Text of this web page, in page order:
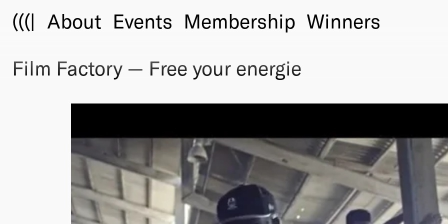
(((| About Events Membership Winners
Film Factory — Free your energie